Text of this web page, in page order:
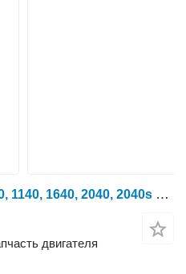
John Deere 2130, 940, 1040, 1140, 1640, 2040, 2040s Oil Cup L32653 для трактора колесного
двигателя